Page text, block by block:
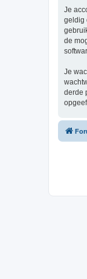
Je
geldig
de
Je
derde